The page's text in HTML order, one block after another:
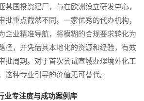
某国投资建厂，与在欧洲设立研发中心，
批重点截然不同。一家优秀的代办机构，
企业精准导航，将模糊的合规要求转化为
径，并凭借其本地化的资源和经验，有效
批周期。对于首次尝试宣城办理境外化工
这种专业引导的价值无可替代。
业专注度与成功案例库